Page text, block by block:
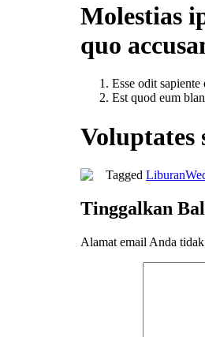
Molestias
quo
Esse odit sapiente
Est quod eum
Voluptates
Tagged Liburan
Tinggalkan
Alamat email Anda